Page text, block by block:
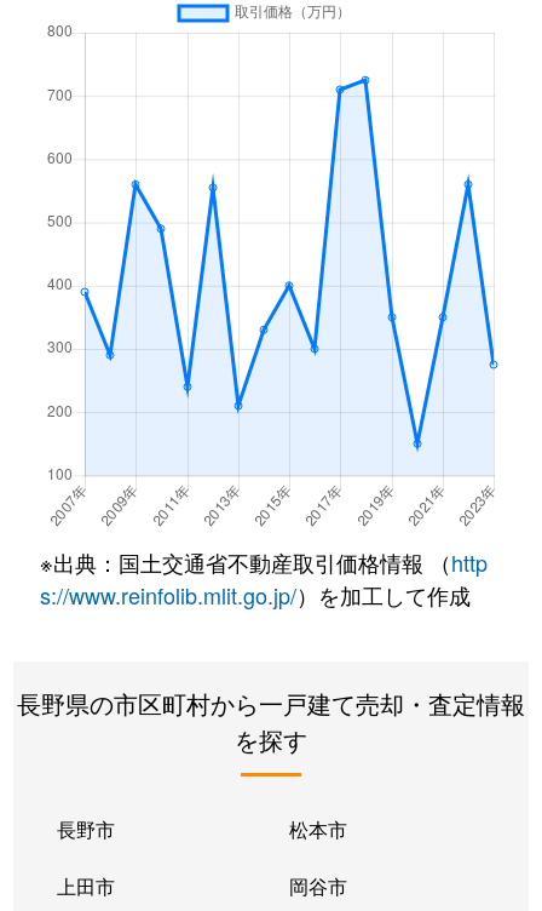
※出典：国土交通省不動産取引価格情報 （http
s://www.reinfolib.mlit.go.jp/）を加工して作成
長野県の市区町村から一戸建て売却・査定情報
を探す
長野市 松本市
上田市 岡谷市